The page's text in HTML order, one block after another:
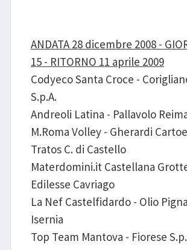
ANDATA 28 dicembre 2008 -
15 - RITORNO 11 aprile 2009
Codyeco Santa Croce -
S.p.A.
Andreoli Latina - Pallavolo
M.Roma Volley - Gherardi
Tratos C. di Castello
Materdomini.it Castellana
Edilesse Cavriago
La Nef Castelfidardo - Olio
Isernia
Top Team Mantova - Fiorese